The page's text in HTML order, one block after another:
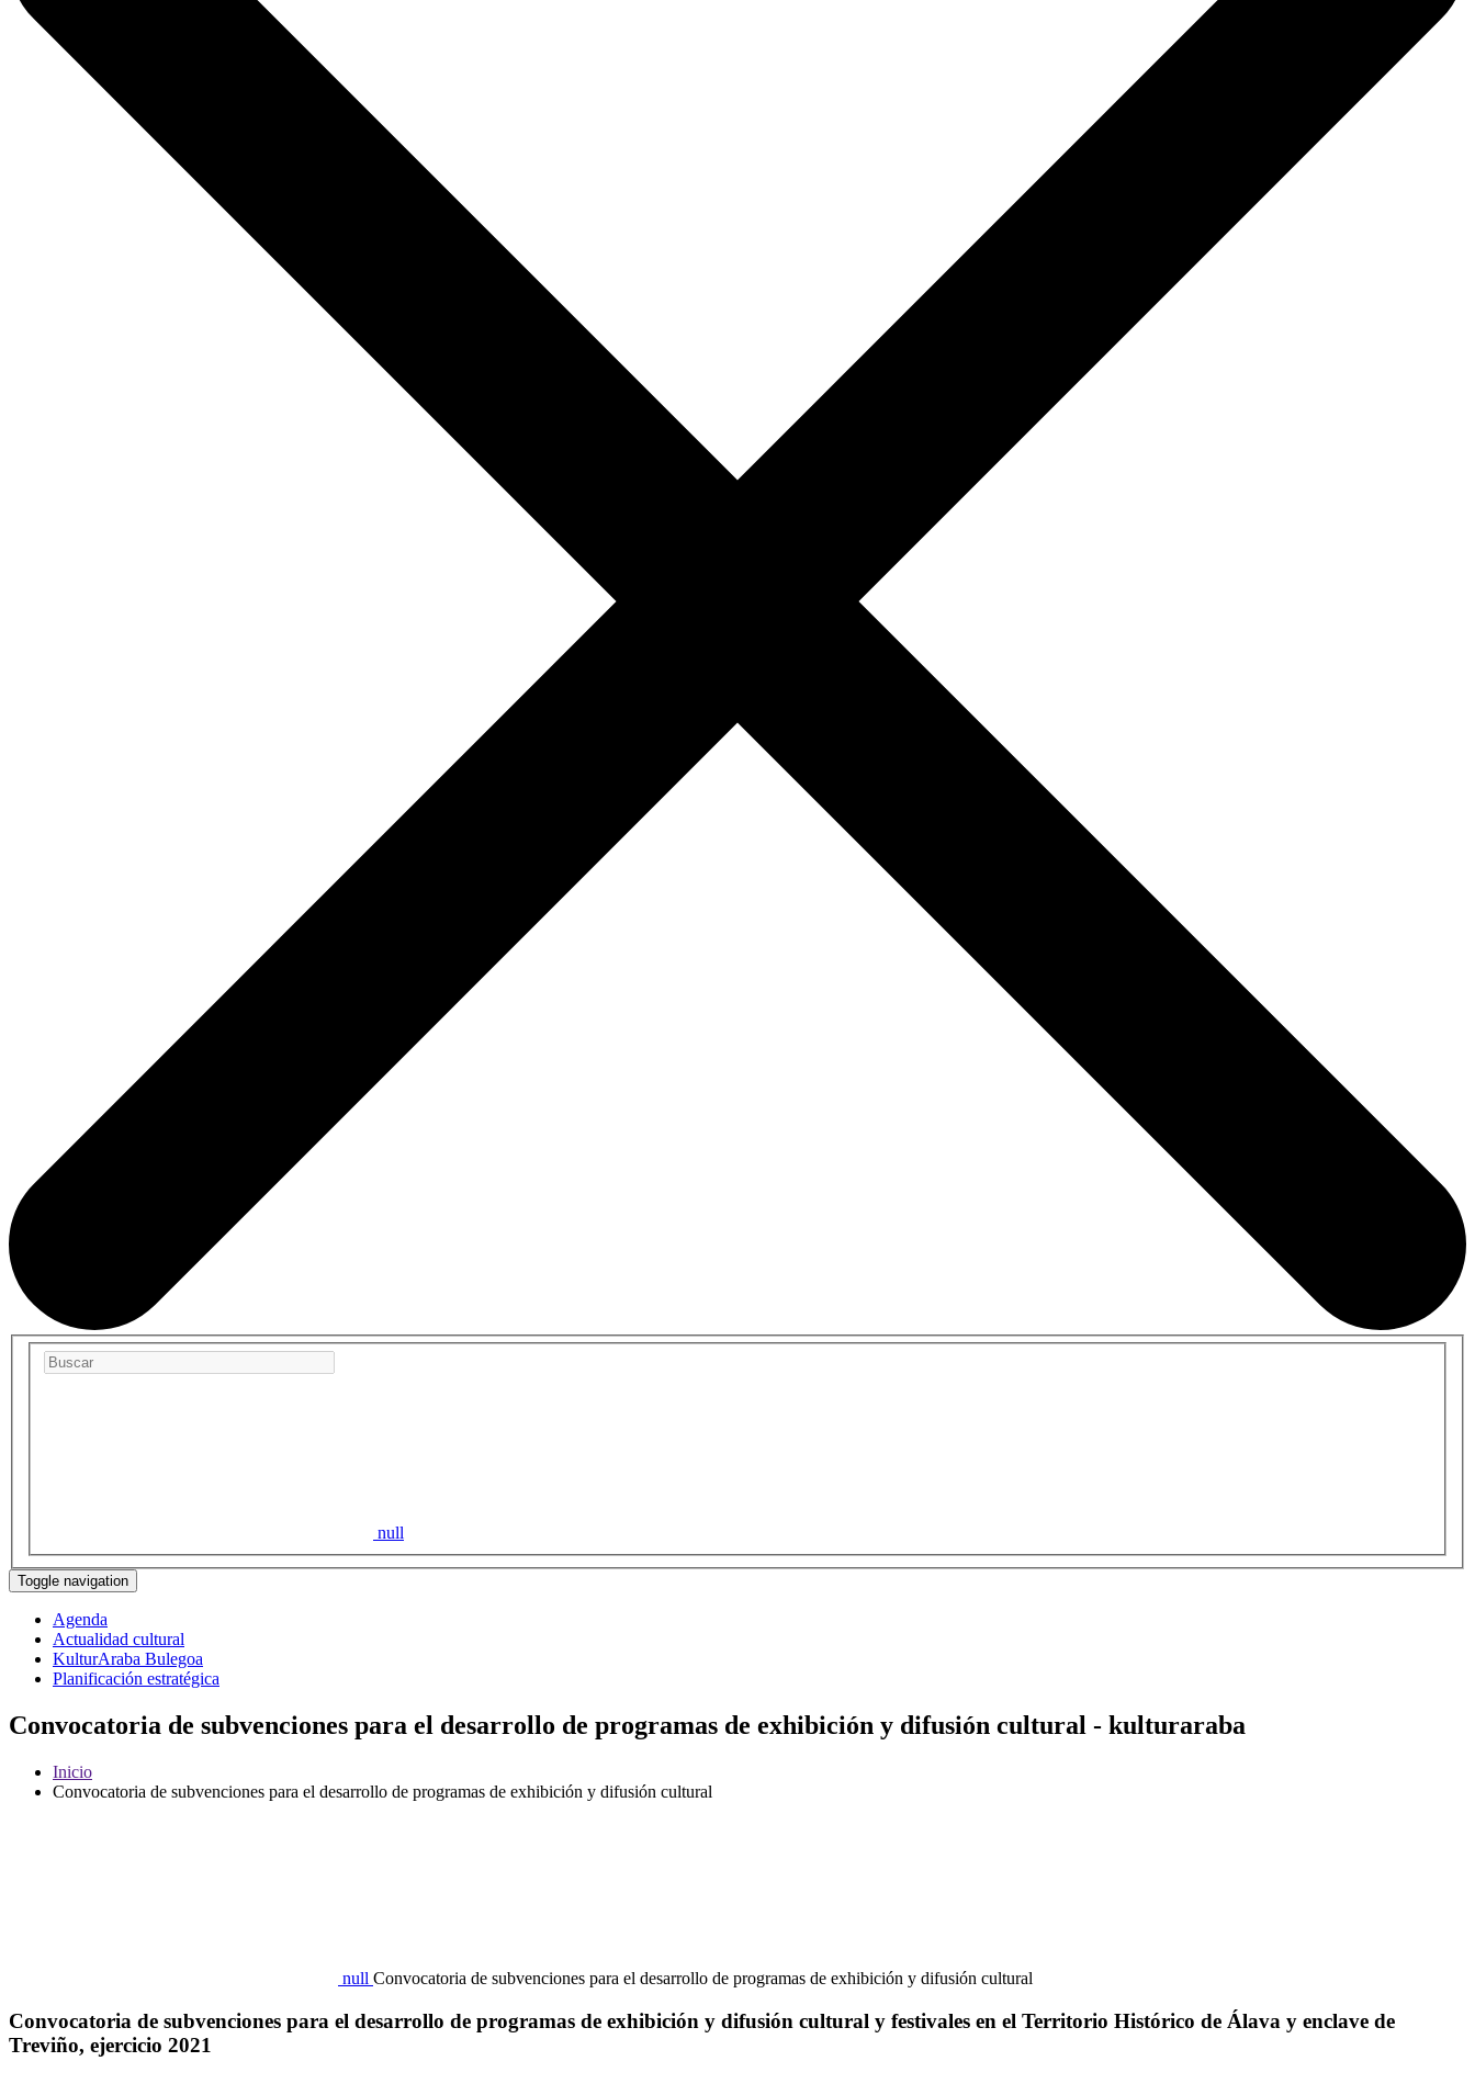
null
Toggle navigation
Agenda
Actualidad cultural
KulturAraba Bulegoa
Planificación estratégica
Convocatoria de subvenciones para el desarrollo de programas de exhibición y difusión cultural - kulturaraba
Inicio
Convocatoria de subvenciones para el desarrollo de programas de exhibición y difusión cultural
null Convocatoria de subvenciones para el desarrollo de programas de exhibición y difusión cultural
Convocatoria de subvenciones para el desarrollo de programas de exhibición y difusión cultural y festivales en el Territorio Histórico de Álava y enclave de
Treviño, ejercicio 2021